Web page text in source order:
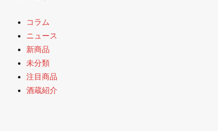
コラム
ニュース
新商品
未分類
注目商品
酒蔵紹介